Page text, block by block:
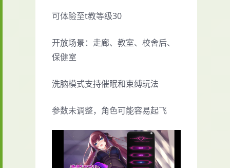
可体验至t教等级30
开放场景：走廊、教室、校舍后、
保健室
洗脑模式支持催眠和束缚玩法
参数未调整，角色可能容易起飞